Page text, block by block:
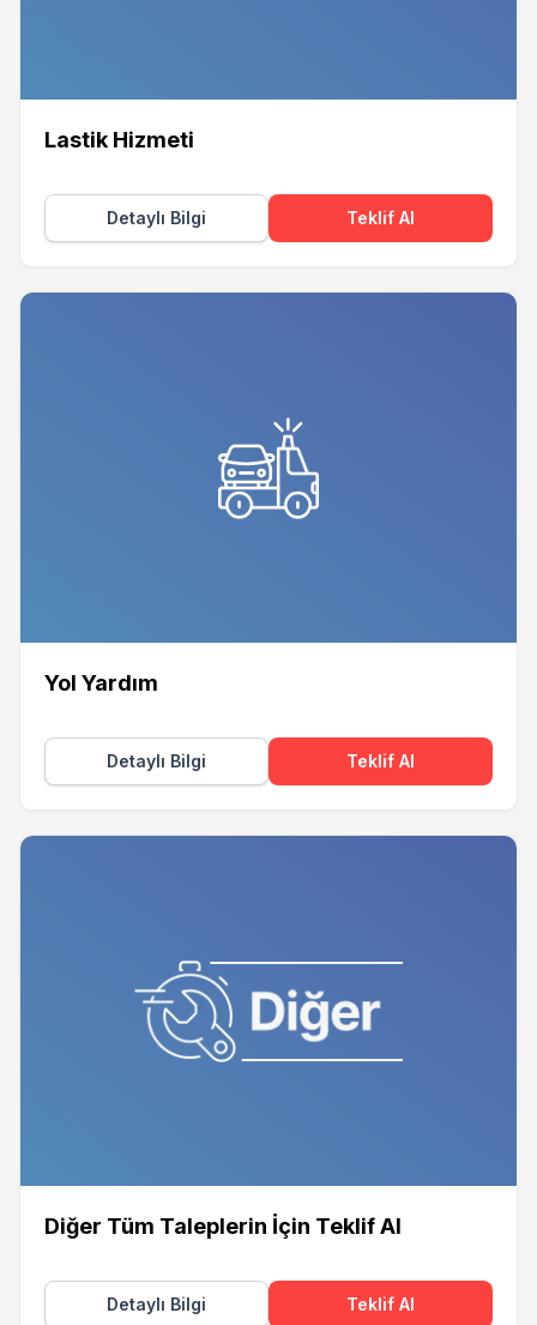
Lastik Hizmeti
Detaylı Bilgi Teklif Al
Yol Yardım
Detaylı Bilgi Teklif Al
Diğer Tüm Taleplerin İçin Teklif Al
Detaylı Bilgi Teklif Al